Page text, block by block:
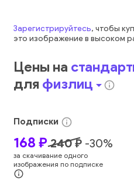
Зарегистрируйтесь, чтобы
это изображениев высоком
Цены на
для физлицarrow_drop_downinfo_outline
Подписки info_outline
168 ₽ 240₽ -30%
за скачивание одного
изображения по подписке
info_outline